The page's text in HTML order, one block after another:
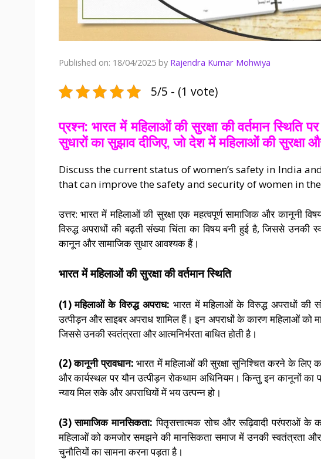
Published on: 18/04/2025 by Rajendra Kumar Mohwiya
5/5 - (1 vote)
प्रश्न: भारत में महिलाओं की सुरक्षा की वर्तमान स्थिति
सुधारों का सुझाव दीजिए, जो देश में महिलाओं की सुरक्षा
Discuss the current status of women’s safety in India
that can improve the safety and security of women in
उत्तर: भारत में महिलाओं की सुरक्षा एक महत्वपूर्ण सामाजिक और कानूनी
विरुद्ध अपराधों की बढ़ती संख्या चिंता का विषय बनी हुई है, जिससे उनकी
कानून और सामाजिक सुधार आवश्यक हैं।
भारत में महिलाओं की सुरक्षा की वर्तमान स्थिति
(1) महिलाओं के विरुद्ध अपराध: भारत में महिलाओं के विरुद्ध अपराधों की
उत्पीड़न और साइबर अपराध शामिल हैं। इन अपराधों के कारण महिलाओं को
जिससे उनकी स्वतंत्रता और आत्मनिर्भरता बाधित होती है।
(2) कानूनी प्रावधान:भारत में महिलाओं की सुरक्षा सुनिश्चित करने के लिए
और कार्यस्थल पर यौन उत्पीड़न रोकथाम अधिनियम। किन्तु इन कानूनों का
न्याय मिल सके और अपराधियों में भय उत्पन्न हो।
(3) सामाजिक मानसिकता:पितृसत्तात्मक सोच और रूढ़िवादी परंपराओं के
महिलाओं को कमजोर समझने की मानसिकता समाज में उनकी स्वतंत्रता और
चुनौतियों का सामना करना पड़ता है।